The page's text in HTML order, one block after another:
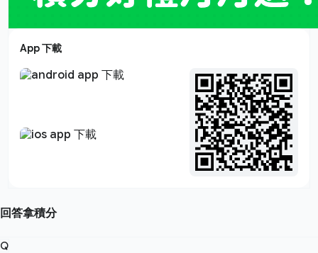
App 下載
回答拿積分
Q